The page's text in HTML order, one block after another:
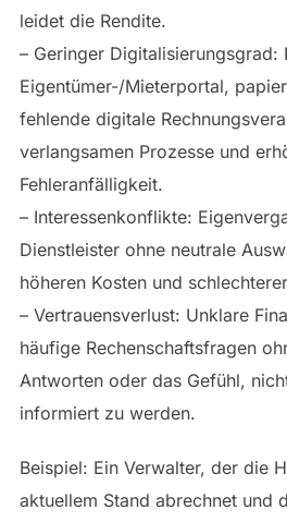
leidet die Rendite.
– Geringer Digitalisierungsgrad:
Eigentümer-/Mieterportal,
fehlende digitale
verlangsamen Prozesse und
Fehleranfälligkeit.
– Interessenkonflikte:
Dienstleister ohne neutrale
höheren Kosten und
– Vertrauensverlust: Unklare
häufige Rechenschaftsfragen
Antworten oder das Gefühl,
informiert zu werden.
Beispiel: Ein Verwalter, der die
aktuellem Stand abrechnet und